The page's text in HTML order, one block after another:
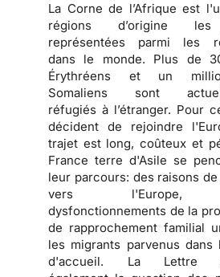
La Corne de l’Afrique est
régions d’origine
représentées parmi les
dans le monde. Plus de
Érythréens et un
Somaliens sont
réfugiés à l’étranger. Pour
décident de rejoindre
trajet est long, coûteux et
France terre d'Asile se
leur parcours: des raisons
vers l'Europe,
dysfonctionnements de la
de rapprochement familial
les migrants parvenus dans
d'accueil. La Lettre